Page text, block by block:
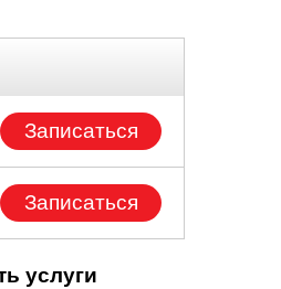
Записаться
Записаться
услуги